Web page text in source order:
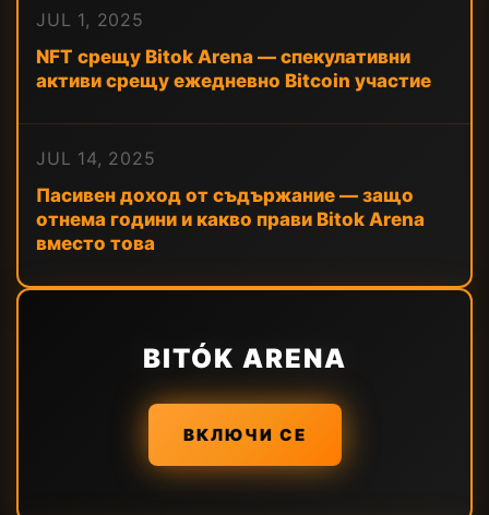
JUL 1, 2025
NFT срещу Bitok Arena — спекулативни
активи срещу ежедневно Bitcoin участие
JUL 14, 2025
Пасивен доход от съдържание — защо
отнема години и какво прави Bitok Arena
вместо това
BITÓK ARENA
ВКЛЮЧИ СЕ